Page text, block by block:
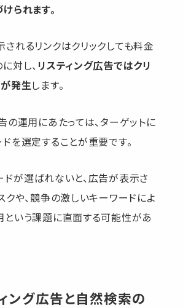
られます。
れるリンクはクリックしても料金
対し、 リスティング広告ではクリ
発生します。
の運用にあたっては、ターゲットに
を選定することが重要です。
が選ばれないと、広告が表示さ
クや、競争の激しいキーワードによ
いう課題に直面する可能性があ
ング広告と自然検索の